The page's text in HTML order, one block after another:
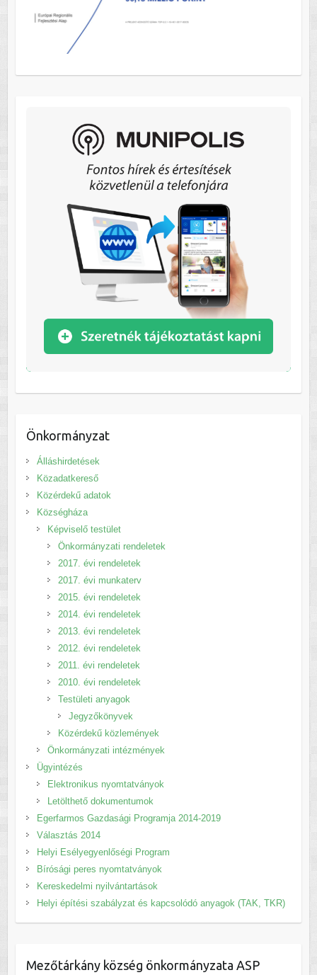
Önkormányzat
Álláshirdetések
Közadatkereső
Közérdekű adatok
Községháza
Képviselő testület
Önkormányzati rendeletek
2017. évi rendeletek
2017. évi munkaterv
2015. évi rendeletek
2014. évi rendeletek
2013. évi rendeletek
2012. évi rendeletek
2011. évi rendeletek
2010. évi rendeletek
Testületi anyagok
Jegyzőkönyvek
Közérdekű közlemények
Önkormányzati intézmények
Ügyintézés
Elektronikus nyomtatványok
Letölthető dokumentumok
Egerfarmos Gazdasági Programja 2014-2019
Választás 2014
Helyi Esélyegyenlőségi Program
Bírósági peres nyomtatványok
Kereskedelmi nyilvántartások
Helyi építési szabályzat és kapcsolódó anyagok (TAK, TKR)
Mezőtárkány község önkormányzata ASP